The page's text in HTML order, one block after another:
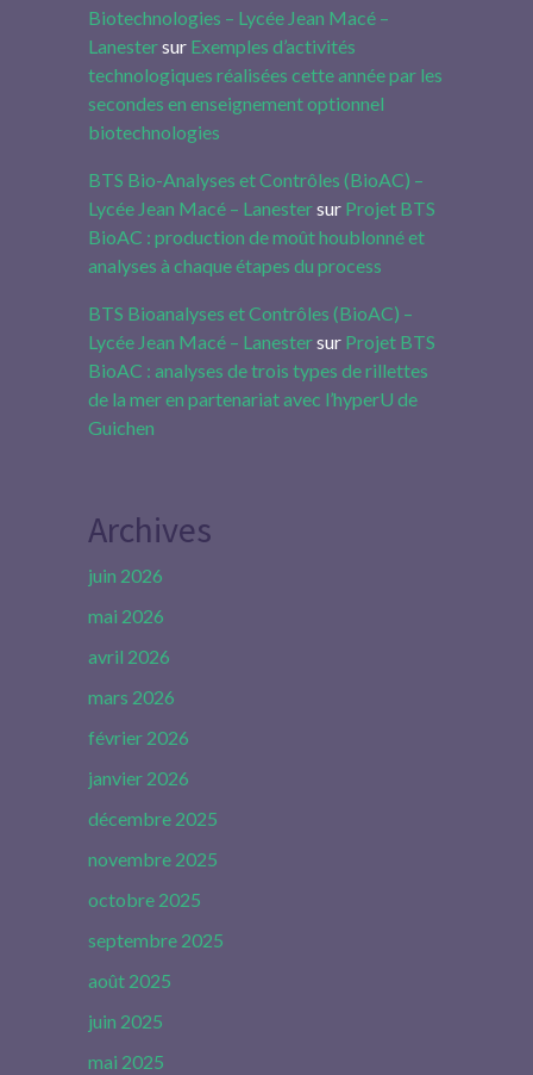
Biotechnologies – Lycée Jean Macé –
Lanestersur Exemples d’activités
technologiques réalisées cette année par les
secondes en enseignement optionnel
biotechnologies
BTS Bio-Analyses et Contrôles (BioAC) –
Lycée Jean Macé – Lanestersur Projet BTS
BioAC : production de moût houblonné et
analyses à chaque étapes du process
BTS Bioanalyses et Contrôles (BioAC) –
Lycée Jean Macé – Lanestersur Projet BTS
BioAC : analyses de trois types de rillettes
de la mer en partenariat avec l’hyperU de
Guichen
Archives
juin 2026
mai 2026
avril 2026
mars 2026
février 2026
janvier 2026
décembre 2025
novembre 2025
octobre 2025
septembre 2025
août 2025
juin 2025
mai 2025